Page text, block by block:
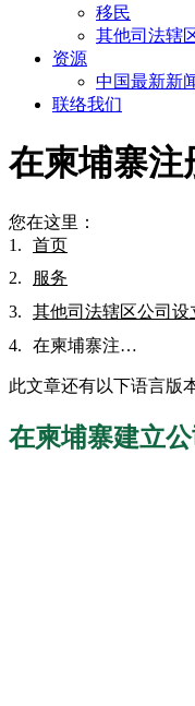
移民
其他司法辖
资源
中国最新新
联络我们
在柬埔寨注
您在这里：
首页
服务
其他司法辖区公司设
在柬埔寨注…
此文章还有以下语言版
在柬埔寨建立